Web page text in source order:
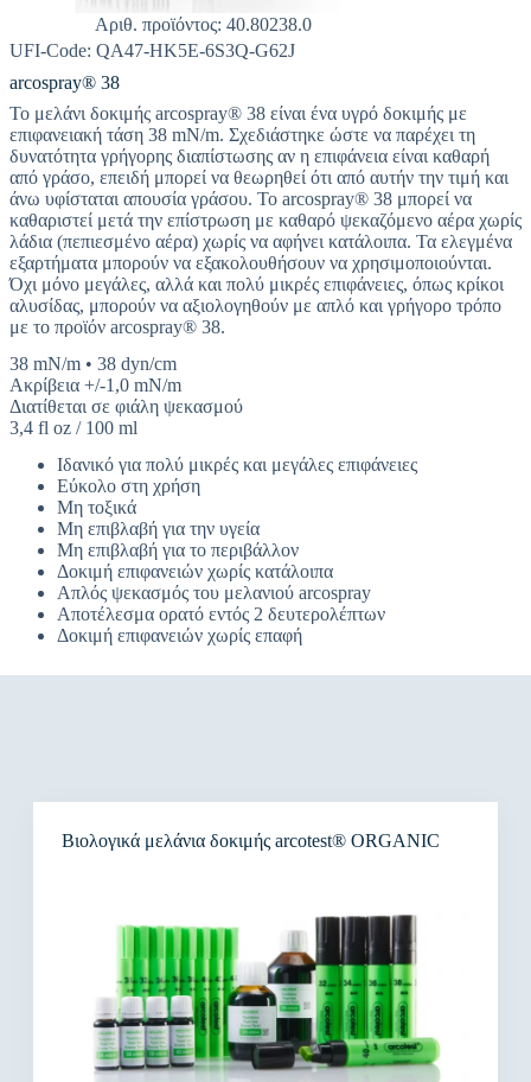
Αριθ. προϊόντος: 40.80238.0
UFI-Code: QA47-HK5E-6S3Q-G62J
arcospray® 38
Το μελάνι δοκιμής arcospray® 38 είναι ένα υγρό δοκιμής με
επιφανειακή τάση 38 mN/m. Σχεδιάστηκε ώστε να παρέχει τη
δυνατότητα γρήγορης διαπίστωσης αν η επιφάνεια είναι καθαρή
από γράσο, επειδή μπορεί να θεωρηθεί ότι από αυτήν την τιμή και
άνω υφίσταται απουσία γράσου. Το arcospray® 38 μπορεί να
καθαριστεί μετά την επίστρωση με καθαρό ψεκαζόμενο αέρα χωρίς
λάδια (πεπιεσμένο αέρα) χωρίς να αφήνει κατάλοιπα. Τα ελεγμένα
εξαρτήματα μπορούν να εξακολουθήσουν να χρησιμοποιούνται.
Όχι μόνο μεγάλες, αλλά και πολύ μικρές επιφάνειες, όπως κρίκοι
αλυσίδας, μπορούν να αξιολογηθούν με απλό και γρήγορο τρόπο
με το προϊόν arcospray® 38.
38 mN/m • 38 dyn/cm
Ακρίβεια +/-1,0 mN/m
Διατίθεται σε φιάλη ψεκασμού
3,4 fl oz / 100 ml
Ιδανικό για πολύ μικρές και μεγάλες επιφάνειες
Εύκολο στη χρήση
Μη τοξικά
Μη επιβλαβή για την υγεία
Μη επιβλαβή για το περιβάλλον
Δοκιμή επιφανειών χωρίς κατάλοιπα
Απλός ψεκασμός του μελανιού arcospray
Αποτέλεσμα ορατό εντός 2 δευτερολέπτων
Δοκιμή επιφανειών χωρίς επαφή
Βιολογικά μελάνια δοκιμής arcotest® ORGANIC